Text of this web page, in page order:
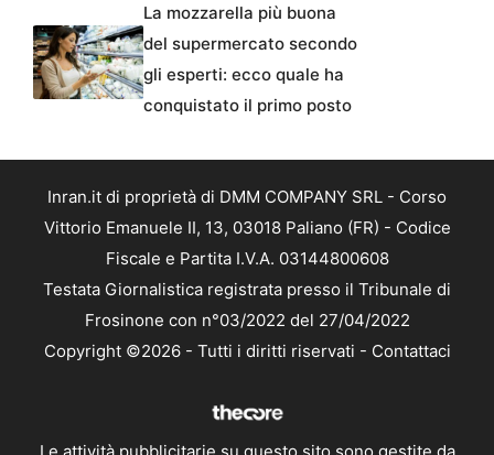
La mozzarella più buona
del supermercato secondo
gli esperti: ecco quale ha
conquistato il primo posto
Inran.it di proprietà di DMM COMPANY SRL - Corso
Vittorio Emanuele II, 13, 03018 Paliano (FR) - Codice
Fiscale e Partita I.V.A. 03144800608
Testata Giornalistica registrata presso il Tribunale di
Frosinone con n°03/2022 del 27/04/2022
Copyright ©2026 - Tutti i diritti riservati - Contattaci